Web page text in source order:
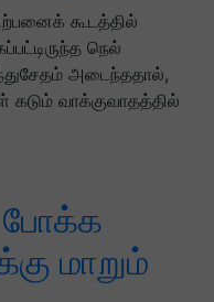
கூடத்தில்
நெல்
அடைந்ததால்,
கடும் வாக்குவாதத்தில்
போக்க
மாறும்